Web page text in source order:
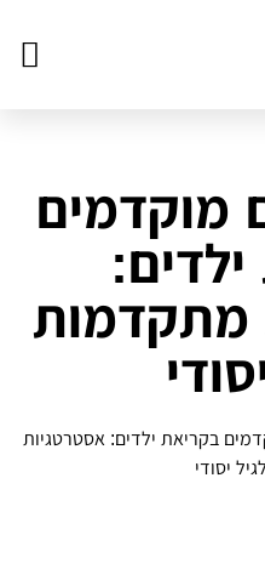
מוקדמים
מתקדמות
בקריאת ילדים: אסטרטגיות
יסודי